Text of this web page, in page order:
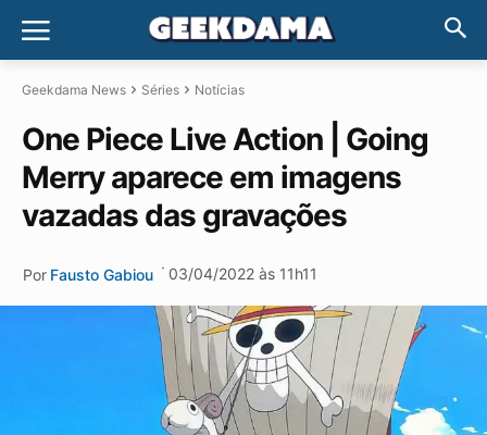
Geekdama News Séries Notícias
One Piece Live Action | Going
Merry aparece em imagens
vazadas das gravações
Por Fausto Gabiou · 03/04/2022 às 11h11